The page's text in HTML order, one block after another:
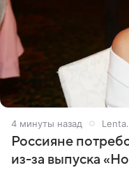
4 минуты назад
Россияне
из-за выпуска